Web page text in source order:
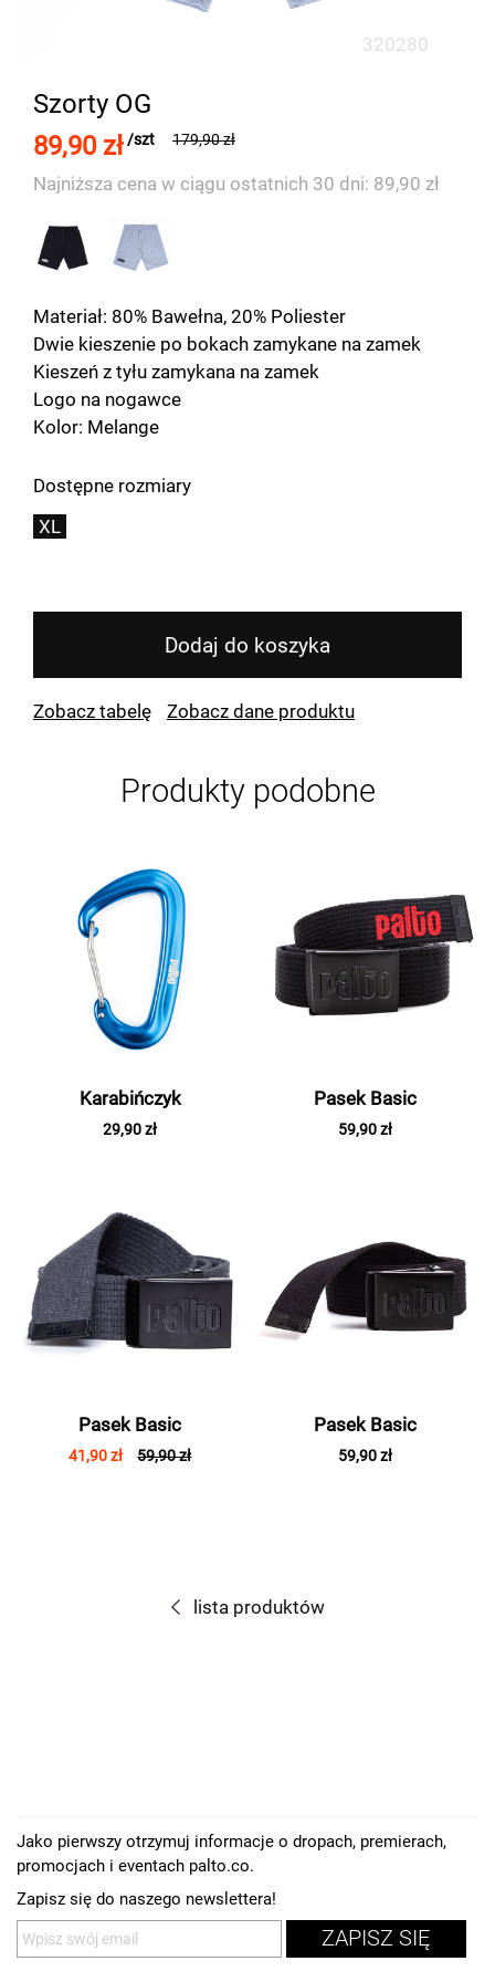
Szorty OG
320280
89,90 zł /szt 179,90 zł
Najniższa cena w ciągu ostatnich 30 dni: 89,90 zł
Materiał: 80% Bawełna, 20% Poliester
Dwie kieszenie po bokach zamykane na zamek
Kieszeń z tyłu zamykana na zamek
Logo na nogawce
Kolor: Melange
Dostępne rozmiary
XL
Dodaj do koszyka
Zobacz tabelę Zobacz dane produktu
Produkty podobne
Karabińczyk
29,90 zł
Pasek Basic
59,90 zł
Pasek Basic
41,90 zł 59,90 zł
Pasek Basic
59,90 zł
lista produktów
Jako pierwszy otrzymuj informacje o dropach, premierach,
promocjach i eventach palto.co.
Zapisz się do naszego newslettera!
ZAPISZ SIĘ